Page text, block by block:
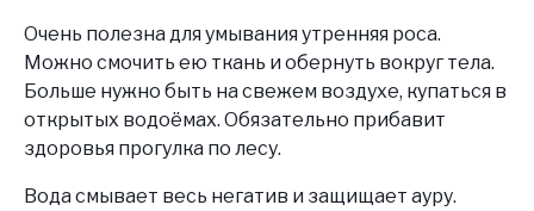
Очень полезна для умывания утренняя роса.
Можно смочить ею ткань и обернуть вокруг тела.
Больше нужно быть на свежем воздухе, купаться в
открытых водоёмах. Обязательно прибавит
здоровья прогулка по лесу.
Вода смывает весь негатив и защищает ауру.